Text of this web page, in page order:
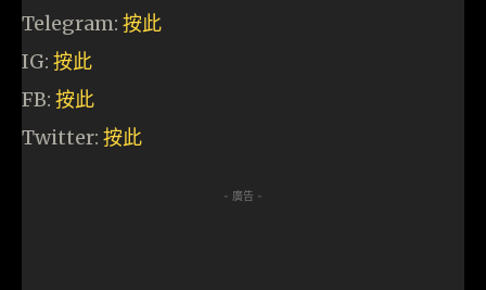
Telegram: 按此
IG: 按此
FB: 按此
Twitter: 按此
- 廣告 -